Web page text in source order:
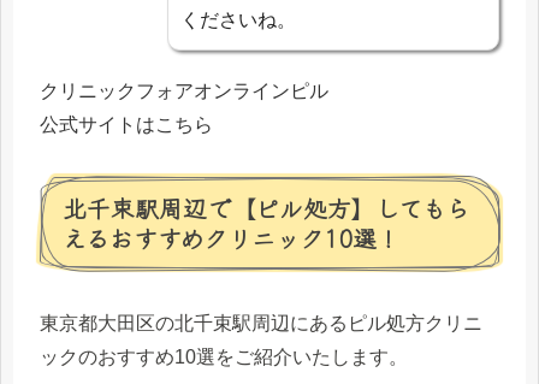
くださいね。
クリニックフォアオンラインピル
公式サイトはこちら
北千束駅周辺で【ピル処方】してもら
えるおすすめクリニック10選！
東京都大田区の北千束駅周辺にあるピル処方クリニ
ックのおすすめ10選をご紹介いたします。